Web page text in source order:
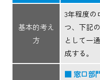
基本的考え
方
3年程度の
つ、下記
として一
成する。
■ 窓口部